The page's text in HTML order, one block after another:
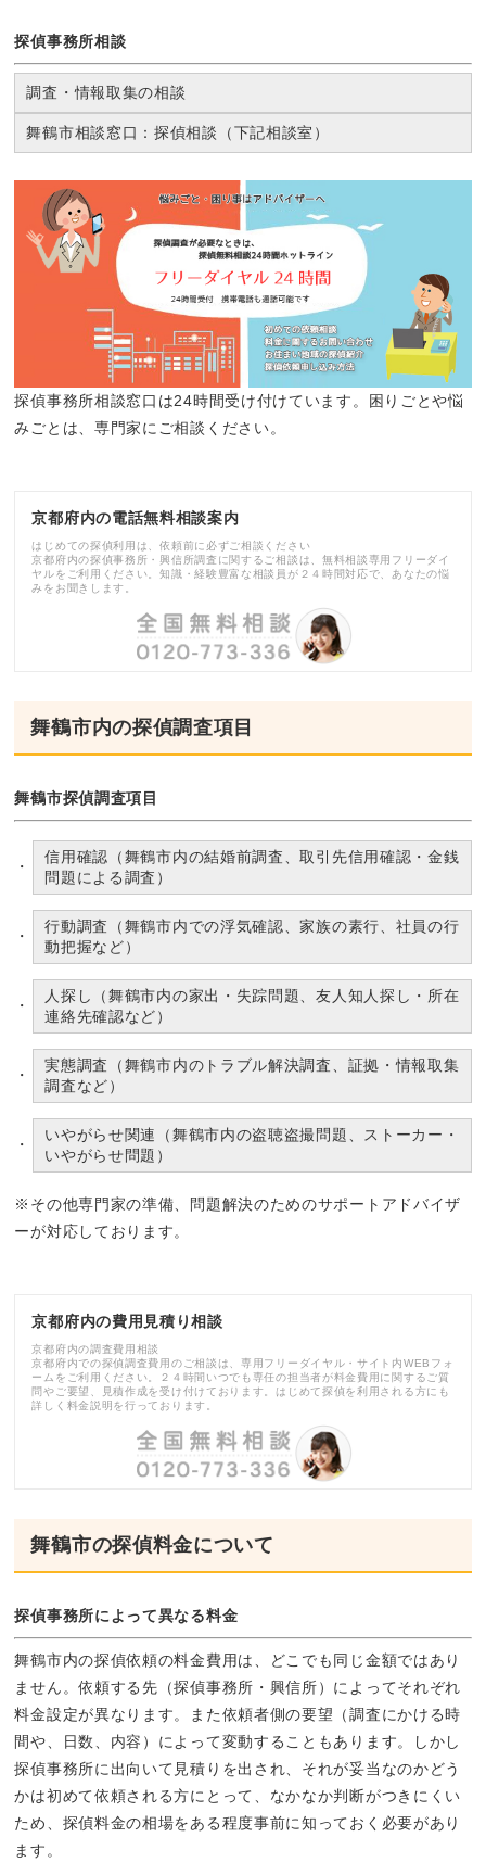
探偵事務所相談
調査・情報取集の相談
舞鶴市相談窓口：探偵相談（下記相談室）
探偵事務所相談窓口は24時間受け付けています。困りごとや悩
みごとは、専門家にご相談ください。
京都府内の電話無料相談案内
はじめての探偵利用は、依頼前に必ずご相談ください
京都府内の探偵事務所・興信所調査に関するご相談は、無料相談専用フリーダイ
ヤルをご利用ください。知識・経験豊富な相談員が２４時間対応で、あなたの悩
みをお聞きします。
舞鶴市内の探偵調査項目
舞鶴市探偵調査項目
信用確認（舞鶴市内の結婚前調査、取引先信用確認・金銭
問題による調査）
行動調査（舞鶴市内での浮気確認、家族の素行、社員の行
動把握など）
人探し（舞鶴市内の家出・失踪問題、友人知人探し・所在
連絡先確認など）
実態調査（舞鶴市内のトラブル解決調査、証拠・情報取集
調査など）
いやがらせ関連（舞鶴市内の盗聴盗撮問題、ストーカー・
いやがらせ問題）
※その他専門家の準備、問題解決のためのサポートアドバイザ
ーが対応しております。
京都府内の費用見積り相談
京都府内の調査費用相談
京都府内での探偵調査費用のご相談は、専用フリーダイヤル・サイト内WEBフォ
ームをご利用ください。２４時間いつでも専任の担当者が料金費用に関するご質
問やご要望、見積作成を受け付けております。はじめて探偵を利用される方にも
詳しく料金説明を行っております。
舞鶴市の探偵料金について
探偵事務所によって異なる料金
舞鶴市内の探偵依頼の料金費用は、どこでも同じ金額ではあり
ません。依頼する先（探偵事務所・興信所）によってそれぞれ
料金設定が異なります。また依頼者側の要望（調査にかける時
間や、日数、内容）によって変動することもあります。しかし
探偵事務所に出向いて見積りを出され、それが妥当なのかどう
かは初めて依頼される方にとって、なかなか判断がつきにくい
ため、探偵料金の相場をある程度事前に知っておく必要があり
ます。